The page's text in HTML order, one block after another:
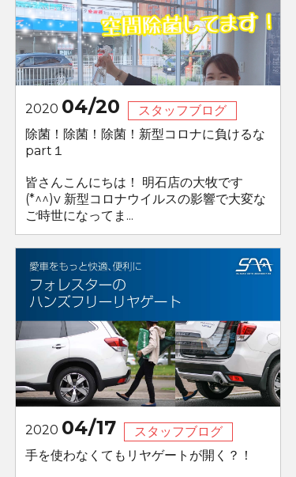
2020 04/20
スタッフブログ
除菌！除菌！除菌！新型コロナに負けるな
part１
皆さんこんにちは！ 明石店の大牧です
(*^^)v 新型コロナウイルスの影響で大変な
ご時世になってま...
2020 04/17
スタッフブログ
手を使わなくてもリヤゲートが開く？！